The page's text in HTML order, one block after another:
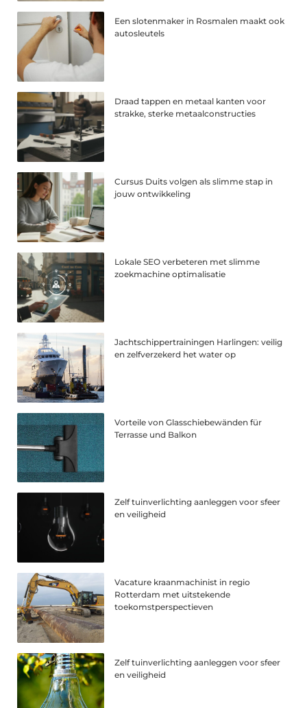
Een slotenmaker in Rosmalen maakt ook
autosleutels
Draad tappen en metaal kanten voor
strakke, sterke metaalconstructies
Cursus Duits volgen als slimme stap in
jouw ontwikkeling
Lokale SEO verbeteren met slimme
zoekmachine optimalisatie
Jachtschippertrainingen Harlingen: veilig
en zelfverzekerd het water op
Vorteile von Glasschiebewänden für
Terrasse und Balkon
Zelf tuinverlichting aanleggen voor sfeer
en veiligheid
Vacature kraanmachinist in regio
Rotterdam met uitstekende
toekomstperspectieven
Zelf tuinverlichting aanleggen voor sfeer
en veiligheid